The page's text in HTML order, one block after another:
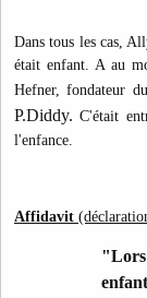
Dans tous les cas,
était enfant. A au
Hefner, fondateur
P.Diddy.C'était
l'enfance.
Affidavit
"Lors